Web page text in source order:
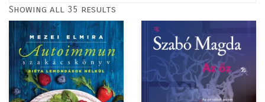
Showing all 35 results